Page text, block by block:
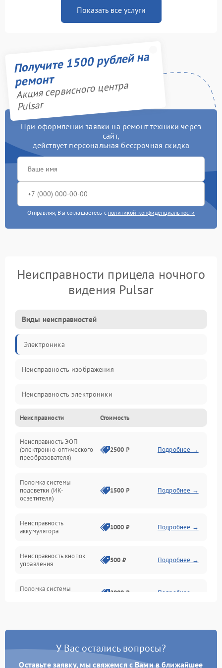
Показать все услуги
Получите 1500 рублей на
ремонт
Акция сервисного центра
Pulsar
При оформлении заявки на ремонт техники через
сайт,
действует персональная бессрочная скидка
Отправляя, Вы соглашаетесь с политикой конфиденциальности
Неисправности прицела ночного
видения Pulsar
Виды неисправностей
Электроника
Неисправность изображения
Неисправность электроники
Механические повреждения
Неисправность управления
Оптика
Неисправности Стоимость
Неисправность ЭОП
(электронно-оптического
преобразователя)
2500 ₽ Подробнее →
Поломка системы
подсветки (ИК-
осветителя)
1500 ₽ Подробнее →
Неисправность
аккумулятора
1000 ₽ Подробнее →
Неисправность кнопок
управления
500 ₽ Подробнее →
Поломка системы
2000 ₽ Подробнее →
защиты от перегрузок
Неисправность системы
автоматического
1000 ₽ Подробнее →
У Вас остались вопросы?
Оставьте заявку, мы свяжемся с Вами в ближайшее